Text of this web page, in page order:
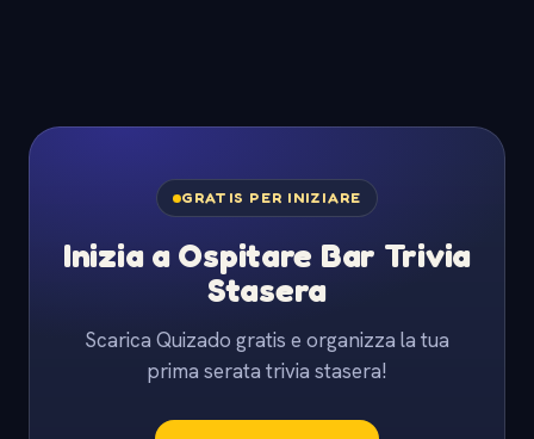
GRATIS PER INIZIARE
Inizia a Ospitare Bar Trivia
Stasera
Scarica Quizado gratis e organizza la tua
prima serata trivia stasera!